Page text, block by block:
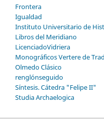
Frontera
Igualdad
Instituto Universitario de
Libros del Meridiano
LicenciadoVidriera
Monográficos Vertere de
Olmedo Clásico
renglónseguido
Síntesis. Cátedra "Felipe II"
Studia Archaelogica